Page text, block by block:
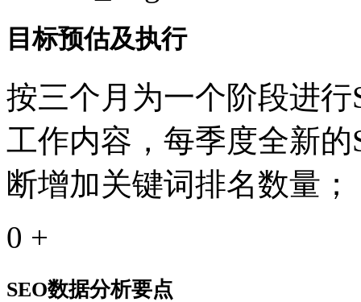
目标预估及执行
按三个月为一个阶段进
工作内容，每季度全新
断增加关键词排名数量；
0 +
SEO数据分析要点